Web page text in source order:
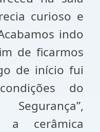
curioso e
indo
de ficarmos
de início fui
do
a cerâmica